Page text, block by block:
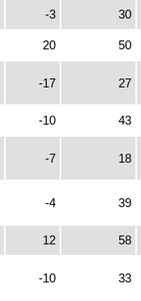
-3 30
20 50
-17 27
-10 43
-7 18
-4 39
12 58
-10 33